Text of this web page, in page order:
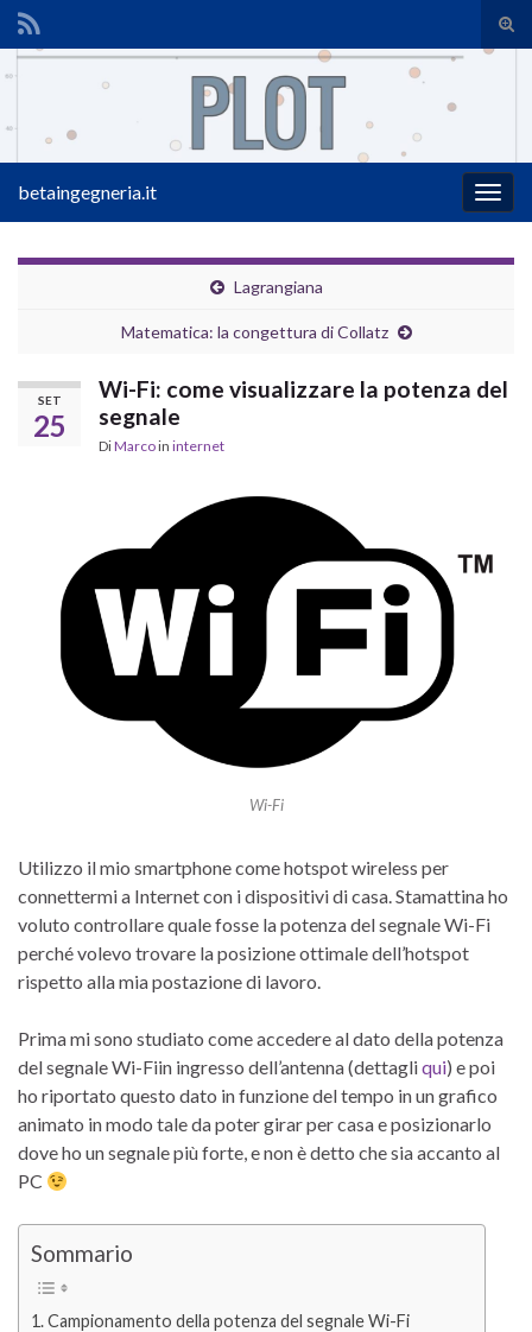
il
la
betaingegneria.it
Lagrangiana
Matematica: la congettura di Collatz
SET
25
Wi-Fi: come visualizzare la potenza del
segnale
DiMarcoin internet
Wi-Fi
Utilizzo il mio smartphone come hotspot wireless per
connettermi a Internet con i dispositivi di casa. Stamattina ho
voluto controllare quale fosse la potenza del segnale Wi-Fi
perché volevo trovare la posizione ottimale dell’hotspot
rispetto alla mia postazione di lavoro.
Prima mi sono studiato come accedere al dato della potenza
del segnale Wi-Fiin ingresso dell’antenna (dettagliqui) e poi
ho riportato questo dato in funzione del tempo in un grafico
animato in modo tale da poter girar per casa e posizionarlo
dove ho un segnale più forte, e non è detto che sia accanto al
PC
Sommario
Campionamento della potenza del segnale Wi-Fi